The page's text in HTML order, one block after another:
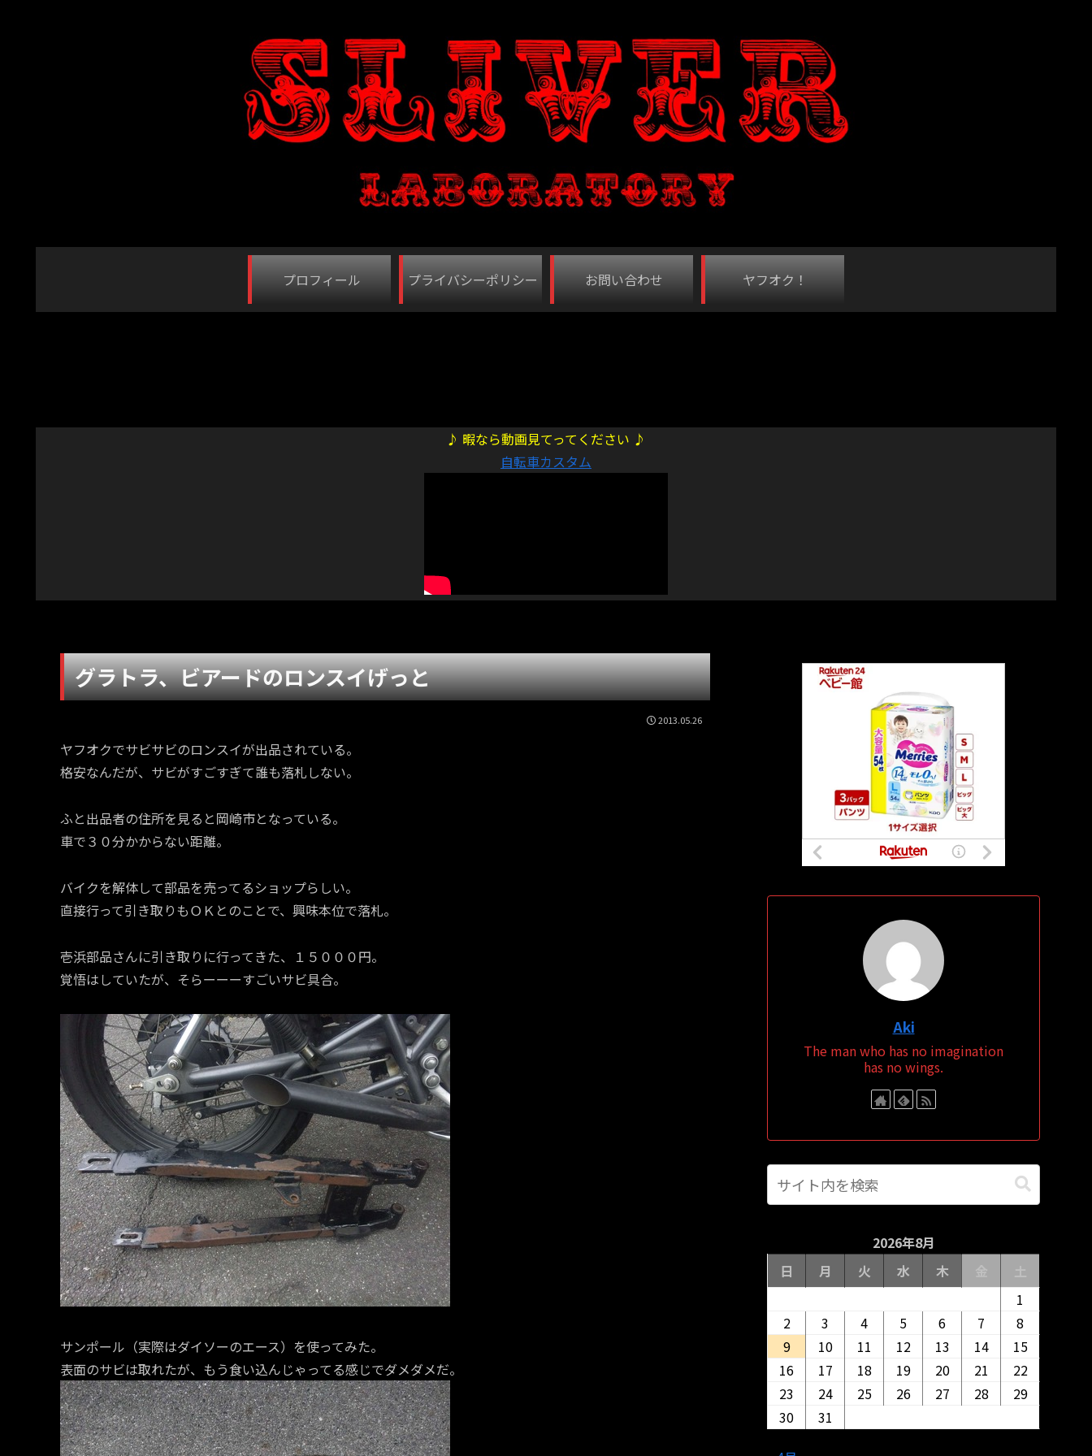
プロフィール プライバシーポリシー お問い合わせ ヤフオク！
♪ 暇なら動画見てってください ♪
自転車カスタム
グラトラ、ビアードのロンスイげっと
2013.05.26
ヤフオクでサビサビのロンスイが出品されている。
格安なんだが、サビがすごすぎて誰も落札しない。
ふと出品者の住所を見ると岡崎市となっている。
車で３０分かからない距離。
バイクを解体して部品を売ってるショップらしい。
直接行って引き取りもＯＫとのことで、興味本位で落札。
壱浜部品さんに引き取りに行ってきた、１５０００円。
覚悟はしていたが、そらーーーすごいサビ具合。
サンポール（実際はダイソーのエース）を使ってみた。
表面のサビは取れたが、もう食い込んじゃってる感じでダメダメだ。
Aki
The man who has no imagination
has no wings.
2026年8月
日
月 火 水 木
1
2
3 4 5 6 7
8
9
10 11 12 13 14
15
16
17 18 19 20 21
22
23
24 25 26 27 28
29
30
31